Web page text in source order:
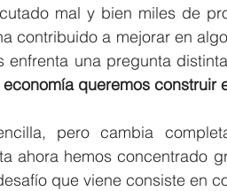
mal y bien miles de
contribuido a mejorar en
enfrenta una pregunta
queremos construir
pero cambia
ahora hemos concentrado
que viene consiste en